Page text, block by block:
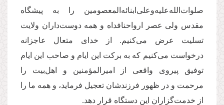
صلوات‌الله‌علیه‌و‌علی‌ابنائه‌المعصومین را به پیشگاه
مقدس ولی عصر ارواحنافداه و همه دوست‌داران ولایت
تسلیت عرض می‌کنیم. از خدای متعال عاجزانه
درخواست می‌کنیم که به برکت این ایام و صاحب این ایام
توفیق پیروی واقعی از امیرالمؤمنین و اهل‌بیت را
مرحمت و در ظهور فرزندشان تعجیل فرماید، و همه ما را
از خدمت‌گزاران این دستگاه قرار دهد.